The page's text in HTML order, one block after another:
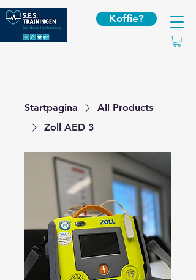
Koffie?
Startpagina
All Products
Zoll AED 3